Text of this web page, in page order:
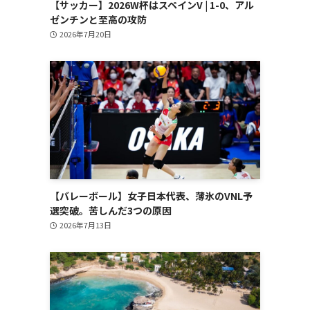
【サッカー】2026W杯はスペインV | 1-0、アル
ゼンチンと至高の攻防
2026年7月20日
【バレーボール】女子日本代表、薄氷のVNL予
選突破。苦しんだ3つの原因
2026年7月13日